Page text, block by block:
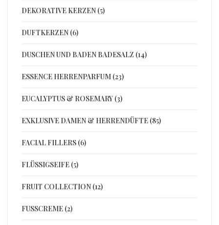
DEKORATIVE KERZEN (5)
DUFTKERZEN (6)
DUSCHEN UND BADEN BADESALZ (14)
ESSENCE HERRENPARFUM (23)
EUCALYPTUS & ROSEMARY (3)
EXKLUSIVE DAMEN & HERRENDÜFTE (85)
FACIAL FILLERS (6)
FLÜSSIGSEIFE (5)
FRUIT COLLECTION (12)
FUSSCREME (2)